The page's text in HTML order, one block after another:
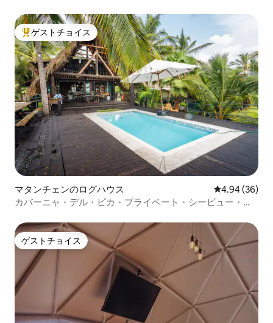
大好評のゲストチョイスです。
ゲストチョイス
マタンチェンのログハウス レビュー36
4.94 (36)
カバーニャ・デル・ピカ・プライベート・シービュー・ヴ
ゲストチョイス
ゲストチョイス